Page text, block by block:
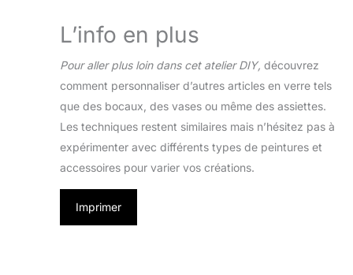
L’info en plus
Pour aller plus loin dans cet atelier DIY, découvrez
comment personnaliser d’autres articles en verre tels
que des bocaux, des vases ou même des assiettes.
Les techniques restent similaires mais n’hésitez pas à
expérimenter avec différents types de peintures et
accessoires pour varier vos créations.
Imprimer